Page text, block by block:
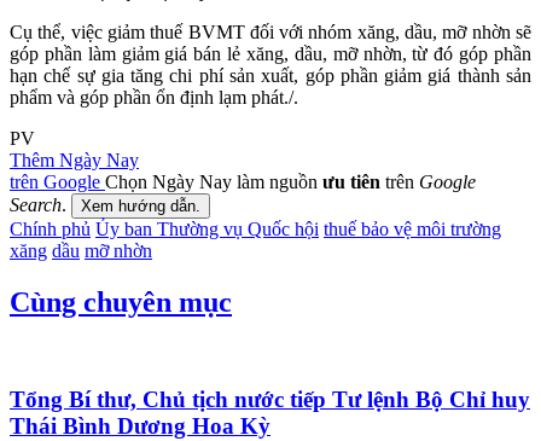
Cụ thể, việc giảm thuế BVMT đối với nhóm xăng, dầu, mỡ nhờn sẽ
góp phần làm giảm giá bán lẻ xăng, dầu, mỡ nhờn, từ đó góp phần
hạn chế sự gia tăng chi phí sản xuất, góp phần giảm giá thành sản
phẩm và góp phần ổn định lạm phát./.
PV
Thêm Ngày Nay
trên Google Chọn Ngày Nay làm nguồn ưu tiên trên Google
Search. Xem hướng dẫn.
Chính phủ Ủy ban Thường vụ Quốc hội thuế bảo vệ môi trường
xăng dầu mỡ nhờn
Cùng chuyên mục
Tổng Bí thư, Chủ tịch nước tiếp Tư lệnh Bộ Chỉ huy
Thái Bình Dương Hoa Kỳ